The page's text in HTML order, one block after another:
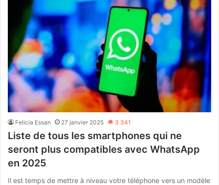
Felicia Essan 27 janvier 2025 3 341
Liste de tous les smartphones qui ne
seront plus compatibles avec WhatsApp
en 2025
Il est temps de mettre à niveau votre téléphone vers un modèle